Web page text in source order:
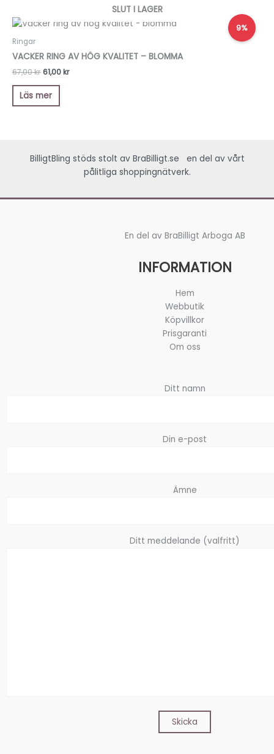
9%
SLUT I LAGER
Ringar
VACKER RING AV HÖG KVALITET – BLOMMA
67,00kr
Det
ursprungliga
var:
67,00 kr.
61,00kr
Det
nuvarande
är:
61,00 kr.
Läs mer
BilligtBling stöds stolt av BraBilligt.se
en del av vårt
pålitliga shoppingnätverk.
En del av BraBilligt Arboga AB
INFORMATION
Hem
Webbutik
Köpvillkor
Prisgaranti
Om oss
Ditt namn
Din e-post
Ämne
Ditt meddelande (valfritt)